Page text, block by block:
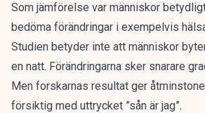
Som jämförelse var människor
bedöma förändringar i exempelvis
Studien betyder inte att människor
en natt. Förändringarna sker snarare
Men forskarnas resultat ger
försiktig med uttrycket ”sån är jag”.